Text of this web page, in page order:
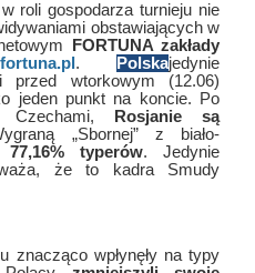
roli gospodarza turnieju nie
obstawiających w
FORTUNA zakłady
. Polskajedynie
przed wtorkowym (12.06)
jeden punkt na koncie. Po
Czechami,
Rosjanie są
„Sbornej” z biało-
77,16% typerów. Jedynie
że to kadra Smudy
znacząco wpłynęły na typy